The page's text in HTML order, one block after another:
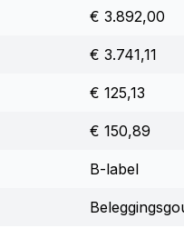
€ 3.892,00
€ 3.741,11
€ 125,13
€ 150,89
B-label